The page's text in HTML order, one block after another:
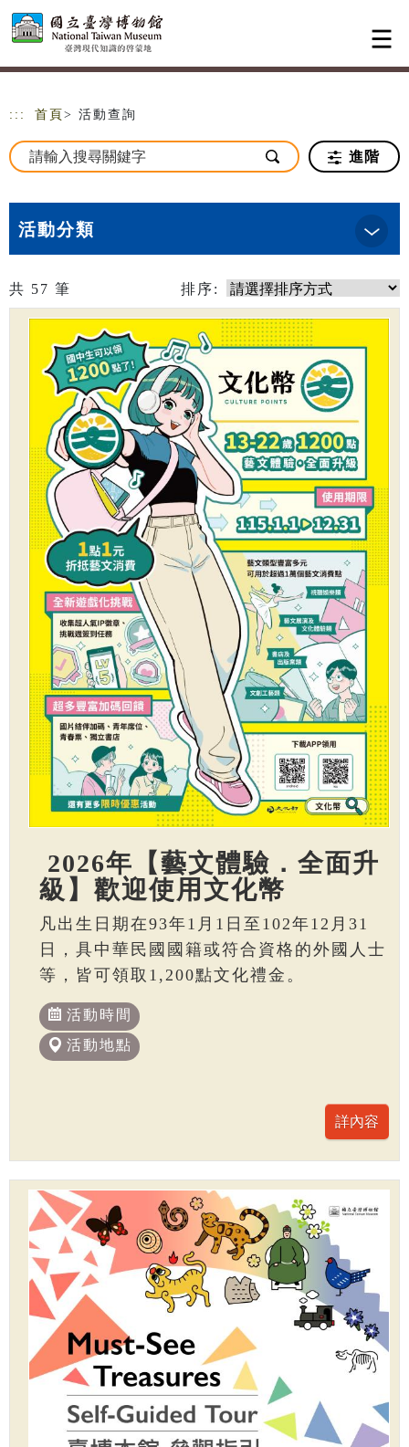
跳到主要內容
網站導覽
::: 首頁 > 活動查詢
進階
活動分類
共 57 筆 排序:
2026年【藝文體驗．全面升
級】歡迎使用文化幣
凡出生日期在93年1月1日至102年12月31
日，具中華民國國籍或符合資格的外國人士
等，皆可領取1,200點文化禮金。
活動時間
活動地點